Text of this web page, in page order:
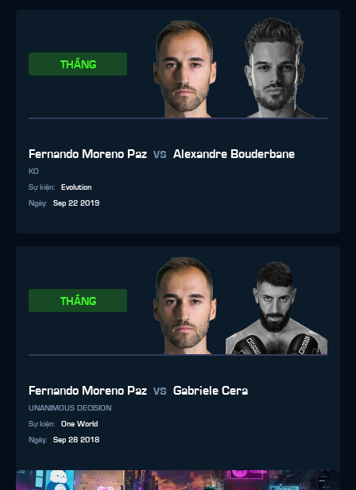
THẮNG
Fernando Moreno Paz vs Alexandre Bouderbane
KO
Sự kiện:
Evolution
Ngày: Sep 22 2019
THẮNG
Fernando Moreno Paz vs Gabriele Cera
UNANIMOUS DECISION
Sự kiện:
One World
Ngày: Sep 28 2018